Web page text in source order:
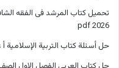
تحميل كتاب المرشد فى الفقه
2026 pdf
حل أسئلة كتاب التربية الإسلامية أ غيث 2026 بكالوريا